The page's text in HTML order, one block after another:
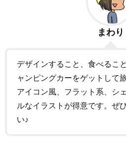
まわり
デザインすること、食べるこ
ャンピングカーをゲットして
アイコン風、フラット系、シ
ルなイラストが得意です。ぜ
い♪